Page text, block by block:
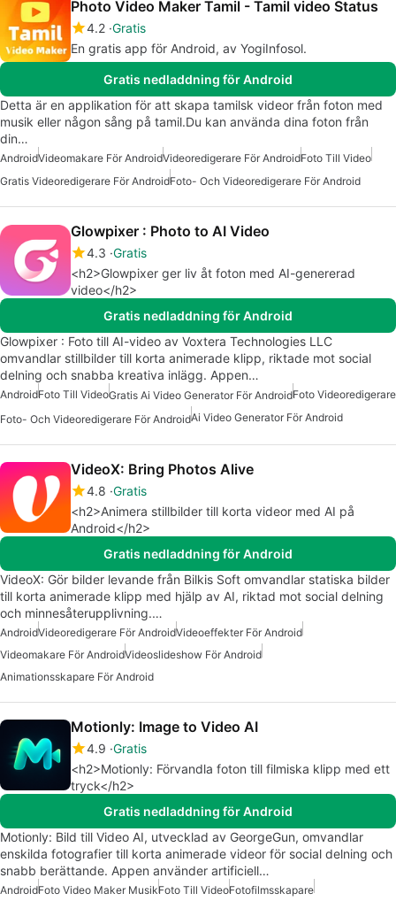
Photo Video Maker Tamil - Tamil video Status
4.2 Gratis
En gratis app för Android, av YogiInfosol.
Gratis nedladdning för Android
Detta är en applikation för att skapa tamilsk videor från foton med
musik eller någon sång på tamil.Du kan använda dina foton från
din…
AndroidVideomakare För AndroidVideoredigerare För AndroidFoto Till Video
Gratis Videoredigerare För AndroidFoto- Och Videoredigerare För Android
Glowpixer : Photo to AI Video
4.3 Gratis
<h2>Glowpixer ger liv åt foton med AI-genererad
video</h2>
Gratis nedladdning för Android
Glowpixer : Foto till AI-video av Voxtera Technologies LLC
omvandlar stillbilder till korta animerade klipp, riktade mot social
delning och snabba kreativa inlägg. Appen…
AndroidFoto Till VideoGratis Ai Video Generator För AndroidFoto Videoredigerare
Foto- Och Videoredigerare För AndroidAi Video Generator För Android
VideoX: Bring Photos Alive
4.8 Gratis
<h2>Animera stillbilder till korta videor med AI på
Android</h2>
Gratis nedladdning för Android
VideoX: Gör bilder levande från Bilkis Soft omvandlar statiska bilder
till korta animerade klipp med hjälp av AI, riktad mot social delning
och minnesåterupplivning.…
AndroidVideoredigerare För AndroidVideoeffekter För Android
Videomakare För AndroidVideoslideshow För Android
Animationsskapare För Android
Motionly: Image to Video AI
4.9 Gratis
<h2>Motionly: Förvandla foton till filmiska klipp med ett
tryck</h2>
Gratis nedladdning för Android
Motionly: Bild till Video AI, utvecklad av GeorgeGun, omvandlar
enskilda fotografier till korta animerade videor för social delning och
snabb berättande. Appen använder artificiell…
AndroidFoto Video Maker MusikFoto Till VideoFotofilmsskapare